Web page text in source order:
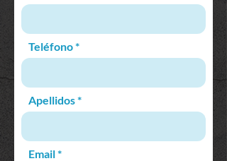
Teléfono
Apellidos
Email